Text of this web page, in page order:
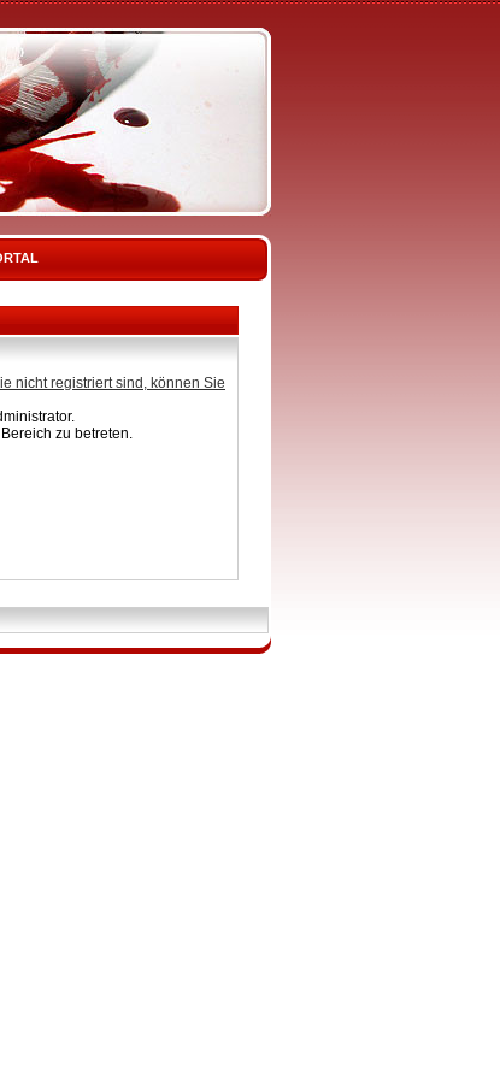
nicht registriert sind, können Sie
zu betreten.